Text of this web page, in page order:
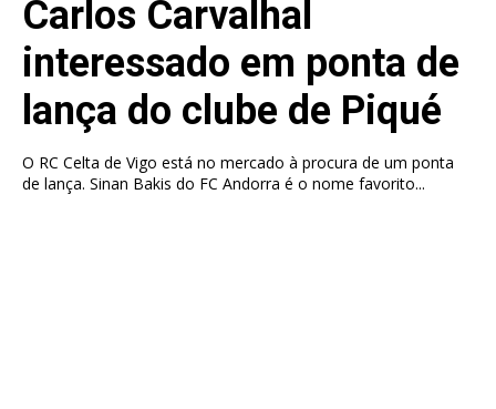
Carlos Carvalhal
interessado em ponta de
lança do clube de Piqué
O RC Celta de Vigo está no mercado à procura de um ponta
de lança. Sinan Bakis do FC Andorra é o nome favorito...